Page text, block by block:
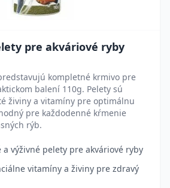
pre akváriové ryby
kompletné krmivo pre
balení 110g. Pelety sú
živiny a vitamíny pre optimálnu
pre každodenné kŕmenie
rýb.
a výživné pelety pre akváriové ryby
vitamíny a živiny pre zdravý